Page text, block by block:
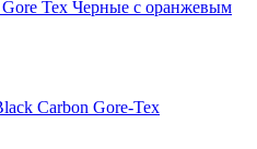
Tex Черные с оранжевым
Carbon Gore-Tex